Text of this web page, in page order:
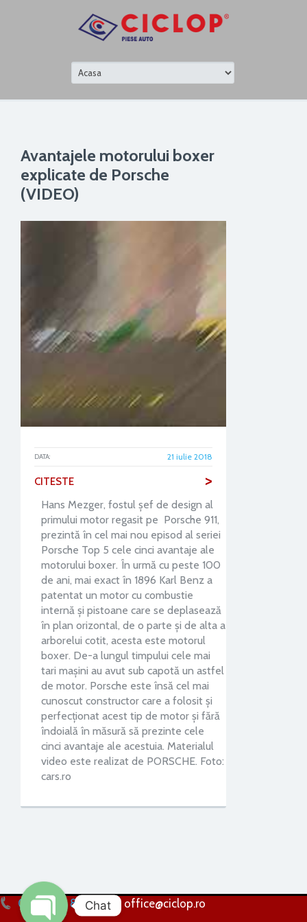
Avantajele motorului boxer
explicate de Porsche
(VIDEO)
DATA: 21 iulie 2018
CITESTE >
Hans Mezger, fostul șef de design al
primului motor regasit pe Porsche 911,
prezintă în cel mai nou episod al seriei
Porsche Top 5 cele cinci avantaje ale
motorului boxer. În urmă cu peste 100
de ani, mai exact în 1896 Karl Benz a
patentat un motor cu combustie
internă și pistoane care se deplasează
în plan orizontal, de o parte și de alta a
arborelui cotit, acesta este motorul
boxer. De-a lungul timpului cele mai
tari mașini au avut sub capotă un astfel
de motor. Porsche este însă cel mai
cunoscut constructor care a folosit și
perfecționat acest tip de motor și fără
îndoială în măsură să prezinte cele
cinci avantaje ale acestuia. Materialul
video este realizat de PORSCHE. Foto:
cars.ro
0256 224 838 office@ciclop.ro
Chat